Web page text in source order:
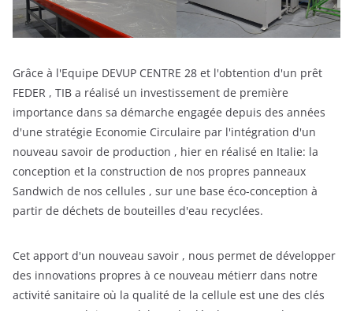
Grâce à l'Equipe DEVUP CENTRE 28 et l'obtention d'un prêt
FEDER , TIB a réalisé un investissement de première
importance dans sa démarche engagée depuis des années
d'une stratégie Economie Circulaire par l'intégration d'un
nouveau savoir de production , hier en réalisé en Italie: la
conception et la construction de nos propres panneaux
Sandwich de nos cellules , sur une base éco-conception à
partir de déchets de bouteilles d'eau recyclées.
Cet apport d'un nouveau savoir , nous permet de développer
des innovations propres à ce nouveau métierr dans notre
activité sanitaire où la qualité de la cellule est une des clés